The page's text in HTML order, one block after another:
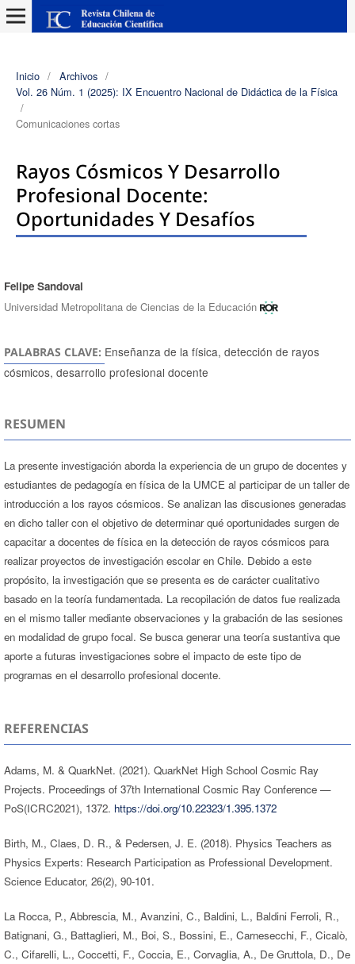
Inicio / Archivos /
Vol. 26 Núm. 1 (2025): IX Encuentro Nacional de Didáctica de la Física
/
Comunicaciones cortas
Rayos Cósmicos Y Desarrollo
Profesional Docente:
Oportunidades Y Desafíos
Autores/as
Felipe Sandoval
Universidad Metropolitana de Ciencias de la Educación
PALABRAS CLAVE: Enseñanza de la física, detección de rayos
cósmicos, desarrollo profesional docente
RESUMEN
La presente investigación aborda la experiencia de un grupo de docentes y
estudiantes de pedagogía en física de la UMCE al participar de un taller de
introducción a los rayos cósmicos. Se analizan las discusiones generadas
en dicho taller con el objetivo de determinar qué oportunidades surgen de
capacitar a docentes de física en la detección de rayos cósmicos para
realizar proyectos de investigación escolar en Chile. Debido a este
propósito, la investigación que se presenta es de carácter cualitativo
basado en la teoría fundamentada. La recopilación de datos fue realizada
en el mismo taller mediante observaciones y la grabación de las sesiones
en modalidad de grupo focal. Se busca generar una teoría sustantiva que
aporte a futuras investigaciones sobre el impacto de este tipo de
programas en el desarrollo profesional docente.
REFERENCIAS
Adams, M. & QuarkNet. (2021). QuarkNet High School Cosmic Ray
Projects. Proceedings of 37th International Cosmic Ray Conference —
PoS(ICRC2021), 1372. https://doi.org/10.22323/1.395.1372
Birth, M., Claes, D. R., & Pedersen, J. E. (2018). Physics Teachers as
Physics Experts: Research Participation as Professional Development.
Science Educator, 26(2), 90-101.
La Rocca, P., Abbrescia, M., Avanzini, C., Baldini, L., Baldini Ferroli, R.,
Batignani, G., Battaglieri, M., Boi, S., Bossini, E., Carnesecchi, F., Cicalò,
C., Cifarelli, L., Coccetti, F., Coccia, E., Corvaglia, A., De Gruttola, D., De